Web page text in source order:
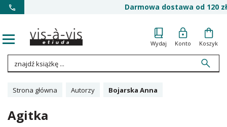
Darmowa dostawa od 120 zł
Wydaj Konto Koszyk
Strona główna Autorzy Bojarska Anna
Agitka